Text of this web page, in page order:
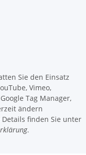
Sie den Einsatz
Vimeo,
Tag Manager,
ändern
finden Sie unter
.